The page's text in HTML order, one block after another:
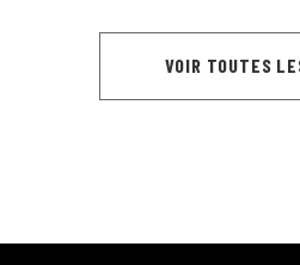
VOIR TOUTES